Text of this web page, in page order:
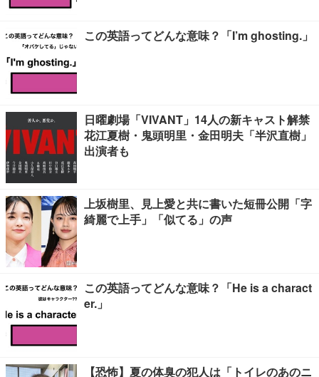
この英語ってどんな意味？「I’m ghosting.」
日曜劇場「VIVANT」14人の新キャスト解禁
花江夏樹・鬼頭明里・金田明夫「半沢直樹」
出演者も
上坂樹里、見上愛と共に書いた短冊公開「字
綺麗で上手」「似てる」の声
この英語ってどんな意味？「He is a charact
er.」
【恐怖】夏の体臭の犯人は「トイレのあのニ